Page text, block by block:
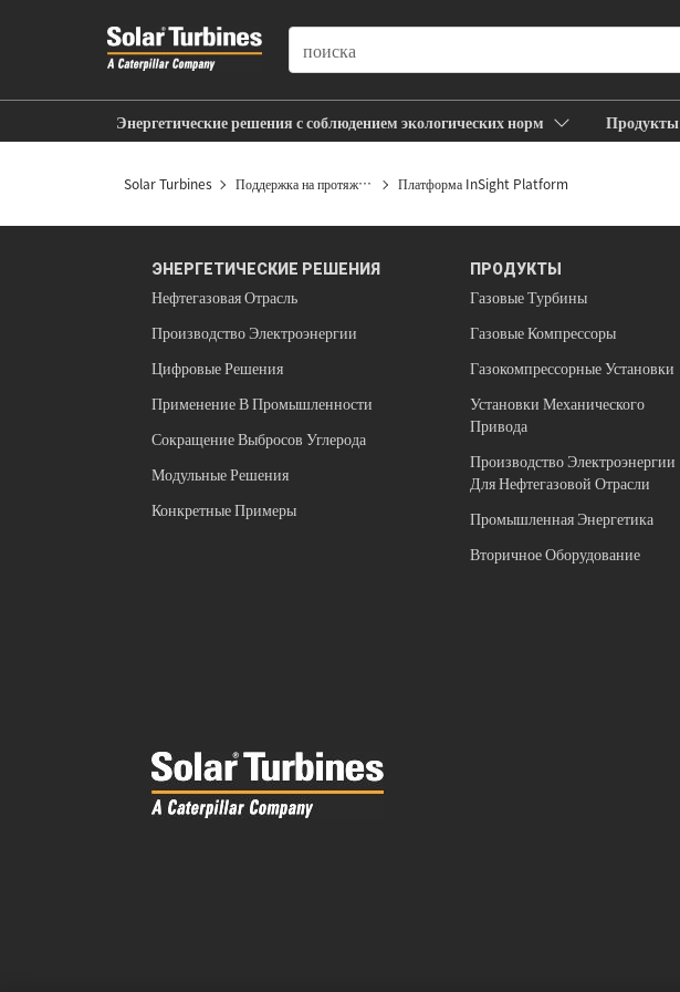
Энергетические решения с соблюдением экологических норм
Продукты
Solar Turbines Поддержка на протяжении всего срока службы
Платформа InSight Platform
ЭНЕРГЕТИЧЕСКИЕ РЕШЕНИЯ
Нефтегазовая Отрасль
Производство Электроэнергии
Цифровые Решения
Применение В Промышленности
Сокращение Выбросов Углерода
Модульные Решения
Конкретные Примеры
ПРОДУКТЫ
Газовые Турбины
Газовые Компрессоры
Газокомпрессорные Установки
Установки Механического
Привода
Производство Электроэнергии
Для Нефтегазовой Отрасли
Промышленная Энергетика
Вторичное Оборудование